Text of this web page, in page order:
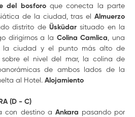
del bosforoque conecta la parte
de la ciudad, tras el Almuerzo
distrito de Üsküdarsituado en la
dirigirnos a la Colina Camlica, una
la ciudad y el punto más alto de
sobre el nivel del mar, la colina de
de ambos lados de la
al Hotel. Alojamiento
(D - C)
con destino a Ankara pasando por